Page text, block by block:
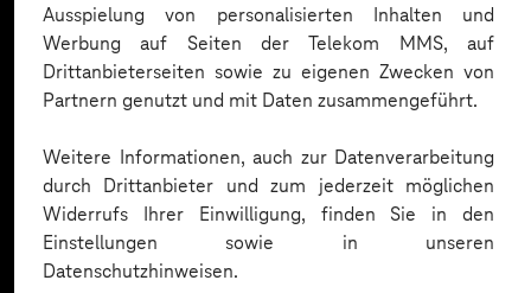
Ausspielung von personalisierten Inhalten und
Werbung auf Seiten der Telekom MMS, auf
Drittanbieterseiten sowie zu eigenen Zwecken von
Partnern genutzt und mit Daten zusammengeführt.
Weitere Informationen, auch zur Datenverarbeitung
durch Drittanbieter und zum jederzeit möglichen
Widerrufs Ihrer Einwilligung, finden Sie in den
Einstellungen sowie in unseren
Datenschutzhinweisen.